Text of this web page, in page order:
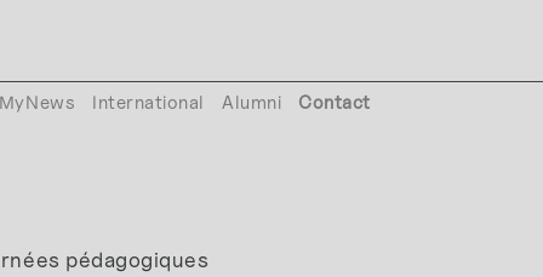
MyNews International Alumni Contact
pédagogiques